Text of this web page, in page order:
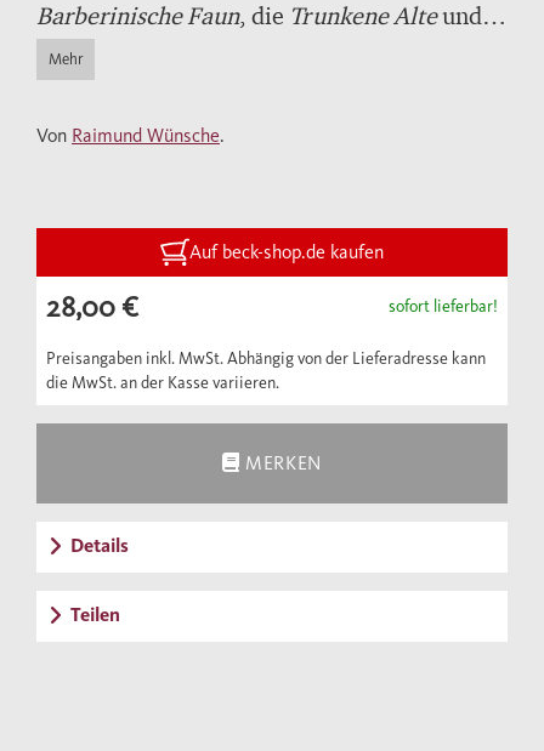
Bildhauerkunst vom 6. Jh. v. Chr. bis zum 6.
Jh. n. Chr.
Barberinische Faun, die Trunkene Alteund
derKnabe mit der Gans
außerdem die große Zahl lebensnaher
Raimund Wünsche, Direktor der Glyptothek,
Jahrhunderten gewachsene Sammlung und
Zusammenschau bedeutender Meisterwerke
der klassischen Antike.
Mehr
Von Raimund Wünsche.
Auf beck-shop.de kaufen
28,00 € sofort lieferbar!
Preisangaben inkl. MwSt. Abhängig von der Lieferadresse kann
die MwSt. an der Kasse variieren.
MERKEN
Details
Teilen